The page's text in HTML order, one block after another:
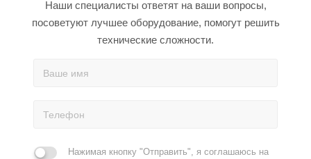
Наши специалисты ответят на ваши вопросы,
посоветуют лучшее оборудование, помогут решить
технические сложности.
Нажимая кнопку "Отправить", я соглашаюсь на